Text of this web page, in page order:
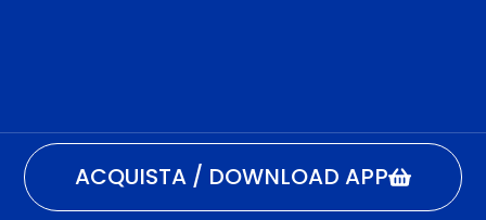
ACQUISTA / DOWNLOAD APP